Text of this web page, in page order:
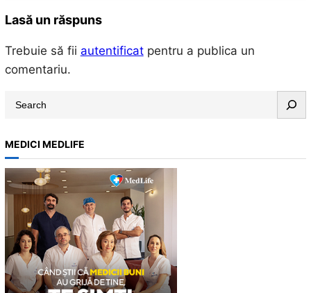
Lasă un răspuns
Trebuie să fii autentificatpentru a publica un
comentariu.
a
r
c
h
MEDICI MEDLIFE